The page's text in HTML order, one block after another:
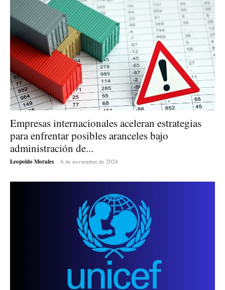
Empresas internacionales aceleran estrategias
para enfrentar posibles aranceles bajo
administración de...
Leopoldo Morales - 6 de noviembre de 2024